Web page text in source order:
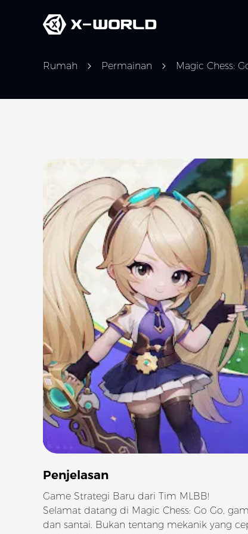
Rumah Permainan Magic Chess:
Slide 1 of 5
Penjelasan
Game Strategi Baru dari Tim MLBB!
Selamat datang di Magic Chess: Go Go,
dan santai. Bukan tentang mekanik yang